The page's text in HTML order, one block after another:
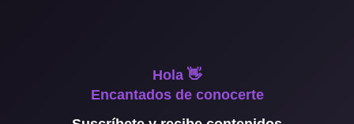
Hola 👋
Encantados de conocerte